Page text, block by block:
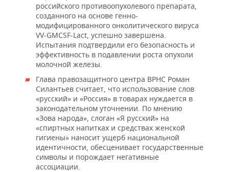
российского противоопухолевого препарата,
созданного на основе генно-
модифицированного онколитического вируса
VV-GMCSF-Lact, успешно завершена.
Испытания подтвердили его безопасность и
эффективность в подавлении роста опухоли
молочной железы.
Глава правозащитного центра ВРНС Роман
Силантьев считает, что использование слов
«русский» и «Россия» в товарах нуждается в
законодательном уточнении. По мнению
«Зова народа», слоган «Я русский» на
«спиртных напитках и средствах женской
гигиены» наносит ущерб национальной
идентичности, обесценивает государственные
символы и порождает негативные
ассоциации.